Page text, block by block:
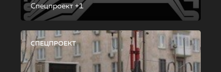
Спецпроект +1
СПЕЦПРОЕКТ